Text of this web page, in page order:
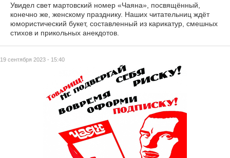
19 сентября 2023 - 15:40
Увидел свет мартовский номер «Чаяна», посвящённый,
конечно же, женскому празднику. Наших читательниц ждёт
юмористический букет, составленный из карикатур, смешных
стихов и прикольных анекдотов.